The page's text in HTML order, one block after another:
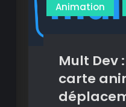
Animation
Mult Dev
carte